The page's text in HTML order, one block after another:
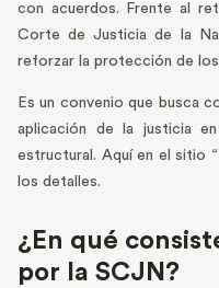
con acuerdos. Frente al
Corte de Justicia de la
reforzar la protección de
Es un convenio que busca
aplicación de la justicia
estructural. Aquí en el sitio
los detalles.
¿En qué
por la SCJN?